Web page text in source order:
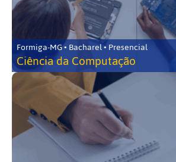
Formiga-MG • Bacharel • Presencial
Ciência da Computação